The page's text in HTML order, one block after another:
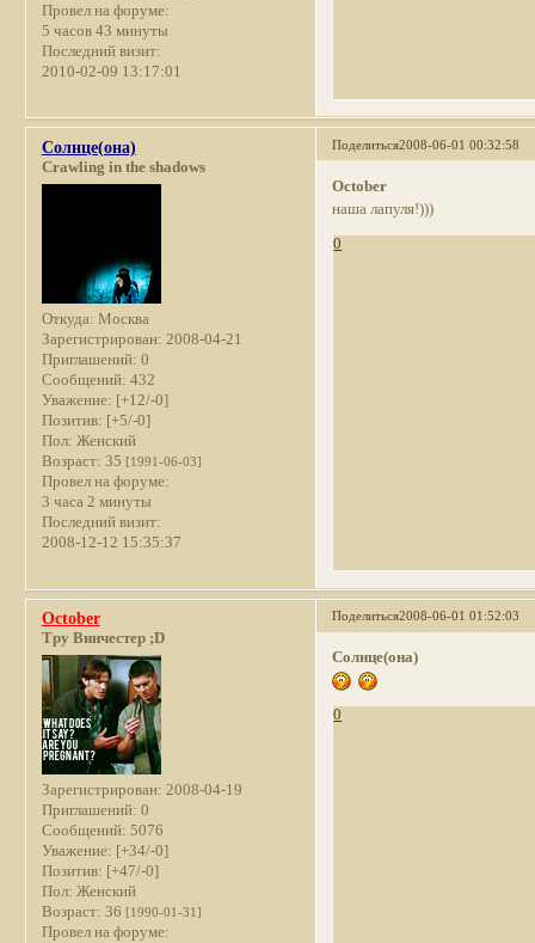
Провел на форуме:
5 часов 43 минуты
Последний визит:
2010-02-09 13:17:01
Поделиться2008-06-01 00:32:58
Солнце(она)
Crawling in the shadows
Откуда: Москва
Зарегистрирован: 2008-04-21
Приглашений: 0
Сообщений: 432
Уважение: [+12/-0]
Позитив: [+5/-0]
Пол: Женский
Возраст: 35 [1991-06-03]
Провел на форуме:
3 часа 2 минуты
Последний визит:
2008-12-12 15:35:37
October
наша лапуля!)))
0
Поделиться2008-06-01 01:52:03
October
Тру Винчестер ;D
Зарегистрирован: 2008-04-19
Приглашений: 0
Сообщений: 5076
Уважение: [+34/-0]
Позитив: [+47/-0]
Пол: Женский
Возраст: 36 [1990-01-31]
Провел на форуме:
Солнце(она)
0